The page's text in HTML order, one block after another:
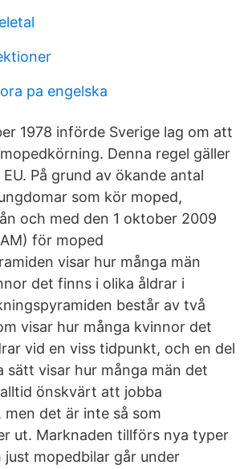
pa engelska
1978 införde Sverige lag om att
Denna regel gäller
På grund av ökande antal
som kör moped,
och med den 1 oktober 2009
för moped
visar hur många män
det finns i olika åldrar i
består av två
visar hur många kvinnor det
vid en viss tidpunkt, och en del
sätt visar hur många män det
önskvärt att jobba
det är inte så som
ut. Marknaden tillförs nya typer
mopedbilar går under